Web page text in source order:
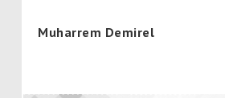
Muharrem Demirel